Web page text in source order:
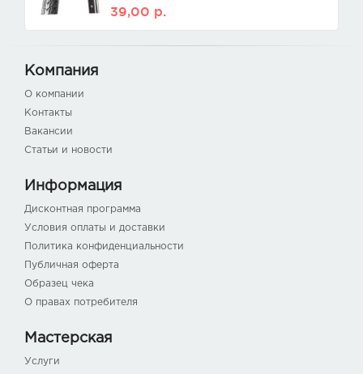
39,00 р.
Компания
О компании
Контакты
Вакансии
Статьи и новости
Информация
Дисконтная программа
Условия оплаты и доставки
Политика конфиденциальности
Публичная оферта
Образец чека
О правах потребителя
Мастерская
Услуги